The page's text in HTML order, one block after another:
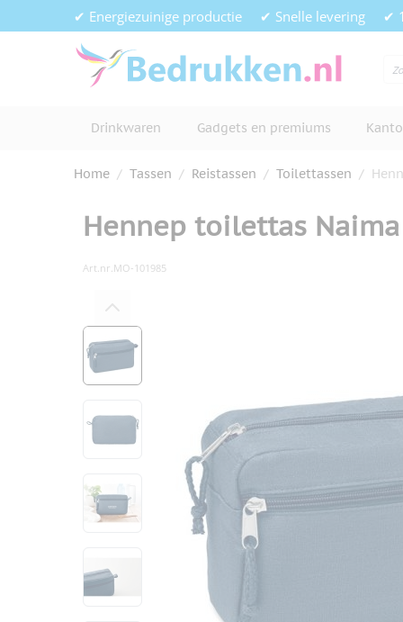
Ga naar de inhoud✔ Energiezuinige productie ✔ Snelle levering ✔
Drinkwaren Gadgets en premiums
Home / Tassen / Reistassen / Toilettassen /
Hennep toilettas
Art.nr.MO-101985
View larger image
View larger image
View larger image
View larger image